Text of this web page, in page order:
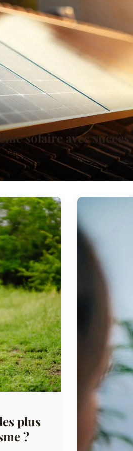
solaire avec succès
plus
?